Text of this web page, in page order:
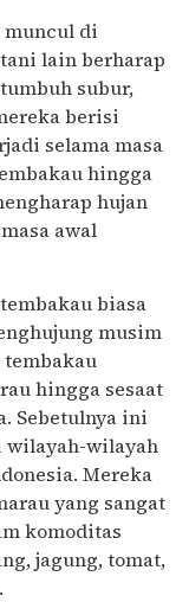
muncul di
lain berharap
subur,
berisi
selama masa
hingga
hujan
awal
biasa
musim
tembakau
hingga sesaat
Sebetulnya ini
wilayah-wilayah
Mereka
yang sangat
komoditas
jagung, tomat,